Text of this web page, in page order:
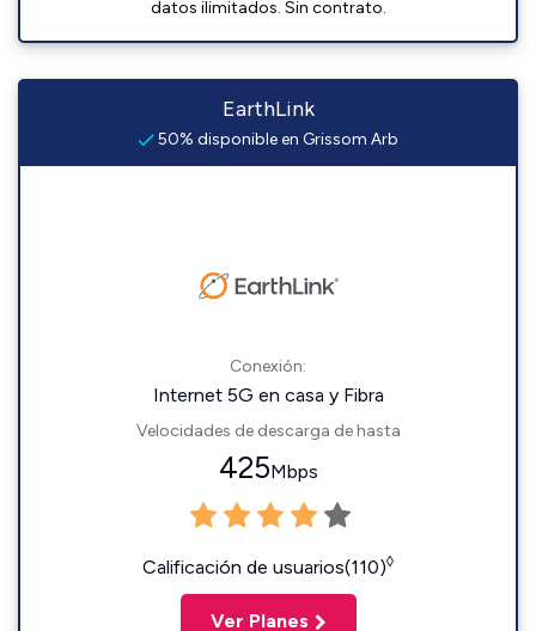
datos ilimitados. Sin contrato.
EarthLink
50% disponible en Grissom Arb
Conexión:
Internet 5G en casa y Fibra
Velocidades de descarga de hasta
425Mbps
Calificación de usuarios(110)◊
Ver Planes